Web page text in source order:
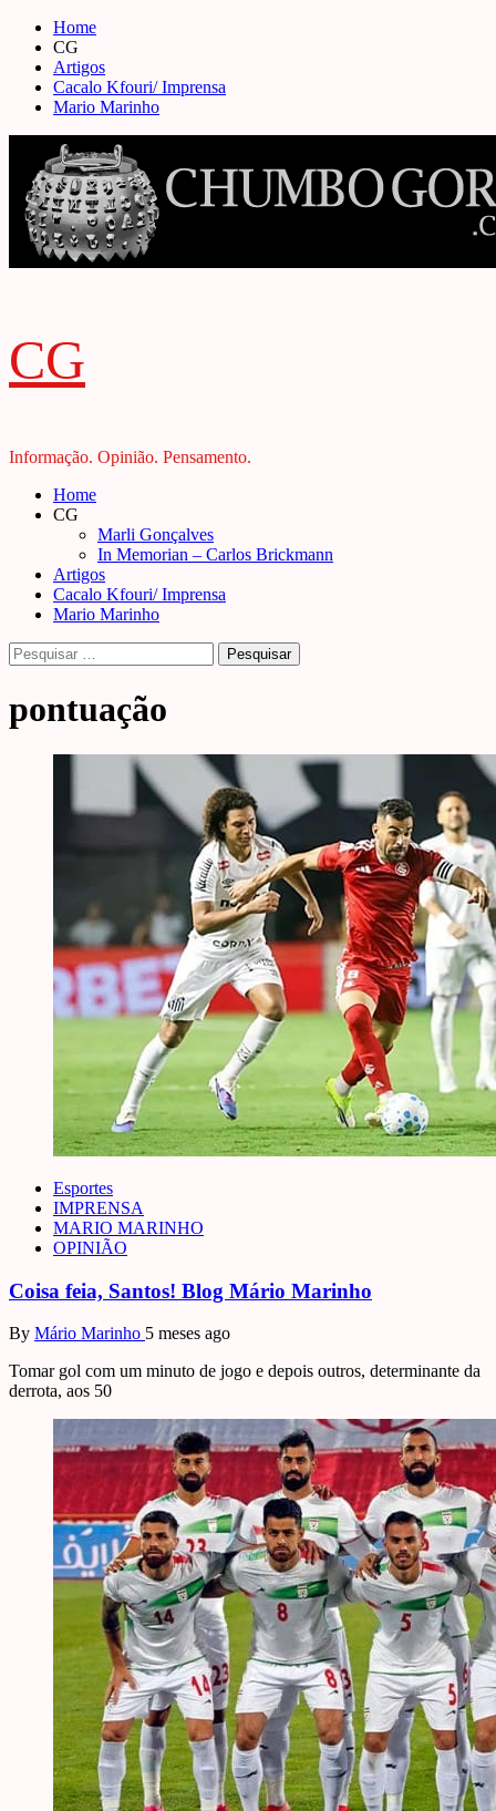
Skip
content
Home
CG
Artigos
Cacalo Kfouri/ Imprensa
Mario Marinho
CG
Informação. Opinião. Pensamento.
Primary
Menu
Home
CG
Marli Gonçalves
In Memorian – Carlos Brickmann
Artigos
Cacalo Kfouri/ Imprensa
Mario Marinho
Pesquisar
por:
pontuação
Esportes
IMPRENSA
MARIO MARINHO
OPINIÃO
Coisa feia, Santos! Blog Mário Marinho
By Mário Marinho 5 meses ago
Tomar gol com um minuto de jogo e depois outros, determinante da
derrota, aos 50